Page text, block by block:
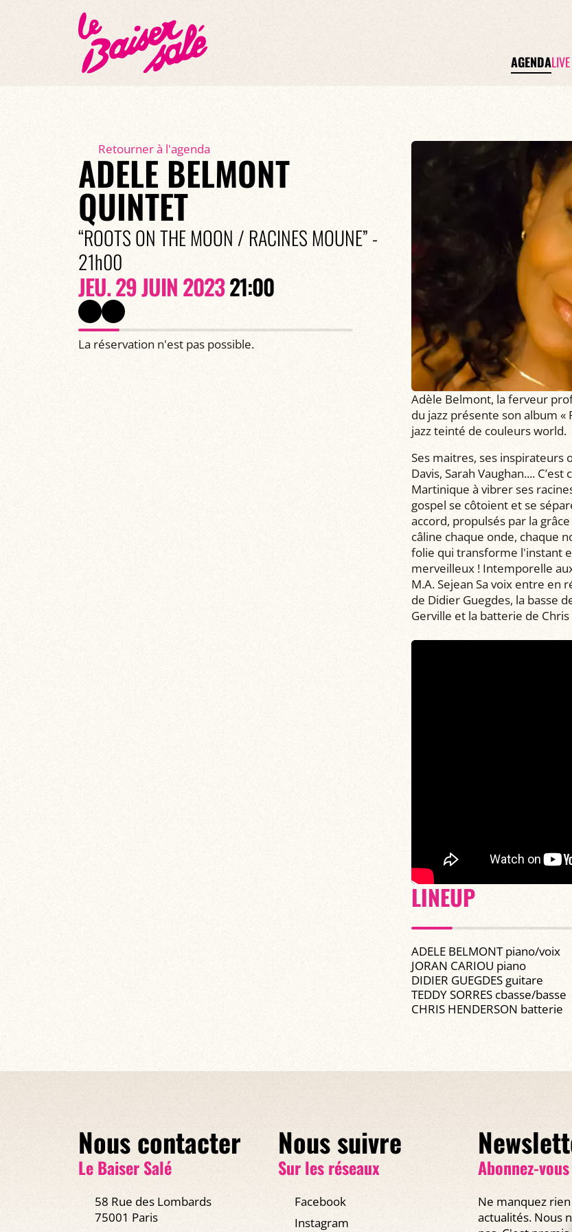
AGENDA
Retourner à l'agenda
ADELE BELMONT
QUINTET
“ROOTS ON THE MOON / RACINES MOUNE” -
21h00
JEU. 29 JUIN 202321:00
La réservation n'est pas possible.
Adèle Belmont, la ferveur
du jazz présente son album
jazz teinté de couleurs world.
Ses maitres, ses inspirateurs
Davis, Sarah Vaughan....
Martinique à vibrer ses
gospel se côtoient et se
accord, propulsés par la
câline chaque onde, chaque
folie qui transforme l'instant
merveilleux ! Intemporelle
M.A. Sejean Sa voix entre en
de Didier Guegdes, la basse
Gerville et la batterie de
LINEUP
ADELE BELMONT piano/voix
JORAN CARIOU piano
DIDIER GUEGDES guitare
TEDDY SORRES cbasse/basse
CHRIS HENDERSON batterie
Nous contacter
Le Baiser Salé
58 Rue des Lombards
75001 Paris
Nous suivre
Sur les réseaux
Facebook
Instagram
Abonnez-vous
Ne manquez
actualités. Nous